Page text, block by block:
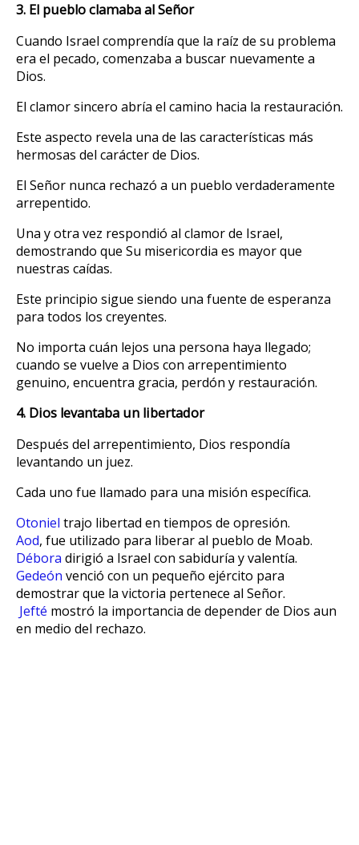
3. El pueblo clamaba al Señor
Cuando Israel comprendía que la raíz de su problema
era el pecado, comenzaba a buscar nuevamente a
Dios.
El clamor sincero abría el camino hacia la restauración.
Este aspecto revela una de las características más
hermosas del carácter de Dios.
El Señor nunca rechazó a un pueblo verdaderamente
arrepentido.
Una y otra vez respondió al clamor de Israel,
demostrando que Su misericordia es mayor que
nuestras caídas.
Este principio sigue siendo una fuente de esperanza
para todos los creyentes.
No importa cuán lejos una persona haya llegado;
cuando se vuelve a Dios con arrepentimiento
genuino, encuentra gracia, perdón y restauración.
4. Dios levantaba un libertador
Después del arrepentimiento, Dios respondía
levantando un juez.
Cada uno fue llamado para una misión específica.
Otoniel trajo libertad en tiempos de opresión.
Aod, fue utilizado para liberar al pueblo de Moab.
Débora dirigió a Israel con sabiduría y valentía.
Gedeón venció con un pequeño ejército para
demostrar que la victoria pertenece al Señor.
Jefté mostró la importancia de depender de Dios aun
en medio del rechazo.